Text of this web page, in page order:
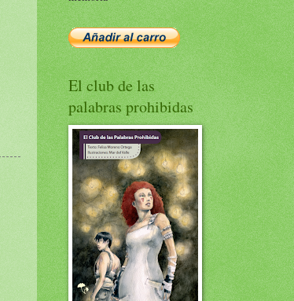
El club de las
palabras prohibidas